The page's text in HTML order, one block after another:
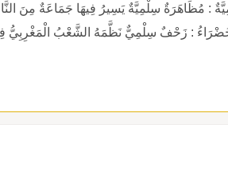
: مُظَاهَرَةٌ سِلْمِيَّةٌ يَسِيرُ فِيهَا جَمَاعَةٌ مِنَ
: زَحْفٌ سِلْمِيٌّ نَظَّمَهُ الشَّعْبُ الْمَغْرِبِيُّ فِي